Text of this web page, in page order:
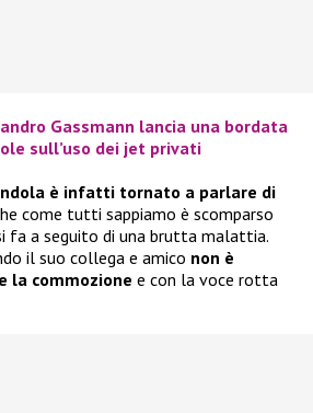
Gassmann lancia una bordata
sull’uso dei jet privati
è infatti tornato a parlare di
come tutti sappiamo è scomparso
fa a seguito di una brutta malattia.
il suo collega e amico non è
la commozione e con la voce rotta